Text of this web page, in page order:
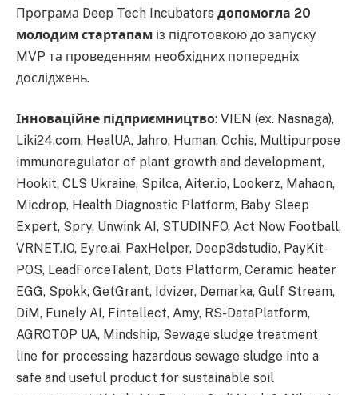
Програма Deep Tech Incubators допомогла 20
молодим стартапам із підготовкою до запуску
MVP та проведенням необхідних попередніх
досліджень.
Інноваційне підприємництво: VIEN (ex. Nasnaga),
Liki24.com, HealUA, Jahro, Human, Ochis, Multipurpose
immunoregulator of plant growth and development,
Hookit, CLS Ukraine, Spilca, Aiter.io, Lookerz, Mahaon,
Micdrop, Health Diagnostic Platform, Baby Sleep
Expert, Spry, Unwink AI, STUDINFO, Act Now Football,
VRNET.IO, Eyre.ai, PaxHelper, Deep3dstudio, PayKit-
POS, LeadForceTalent, Dots Platform, Ceramic heater
EGG, Spokk, GetGrant, Idvizer, Demarka, Gulf Stream,
DiM, Funely AI, Fintellect, Amy, RS-DataPlatform,
AGROTOP UA, Mindship, Sewage sludge treatment
line for processing hazardous sewage sludge into a
safe and useful product for sustainable soil